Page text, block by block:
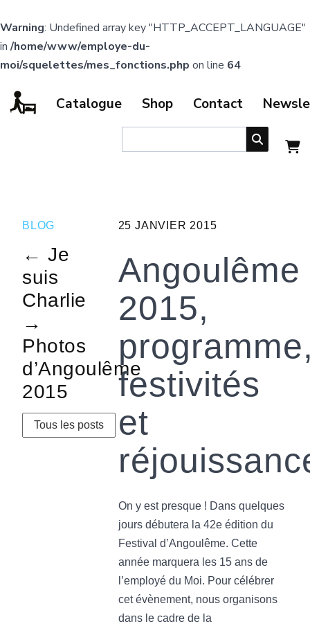
Warning: Undefined array key "HTTP_ACCEPT_LANGUAGE"
in/home/www/employe-du-
moi/squelettes/mes_fonctions.php on line 64
Catalogue Shop Contact
BLOG
← Je
suis
Charlie
→
Photos
d’Angoulême
2015
Tous les posts
25 JANVIER 2015
Angoulême
2015,
festivités
et
On y est presque ! Dans quelques
jours débutera la 42e édition du
Festival d’Angoulême. Cette
année marquera les 15 ans de
l’employé du Moi. Pour célébrer
cet évènement, nous organisons
dans le cadre de la